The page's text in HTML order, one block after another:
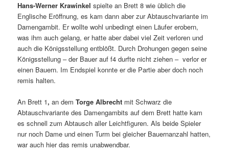
Hans-Werner Krawinkel spielte an Brett 8 wie üblich die
Englische Eröffnung, es kam dann aber zur Abtauschvariante im
Damengambit. Er wollte wohl unbedingt einen Läufer erobern,
was ihm auch gelang, er hatte aber dabei viel Zeit verloren und
auch die Königsstellung entblößt. Durch Drohungen gegen seine
Königsstellung – der Bauer auf f4 durfte nicht ziehen – verlor er
einen Bauern. Im Endspiel konnte er die Partie aber doch noch
remis halten.
An Brett 1,an demTorge Albrecht mit Schwarz die
Abtauschvariante des Damengambits auf dem Brett hatte kam
es schnell zum Abtausch aller Leichtfiguren. Als beide Spieler
nur noch Dame und einen Turm bei gleicher Bauernanzahl hatten,
war auch hier das remis unabwendbar.